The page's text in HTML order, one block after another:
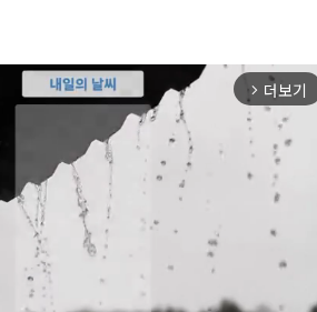
arrow_forward_ios 더보기